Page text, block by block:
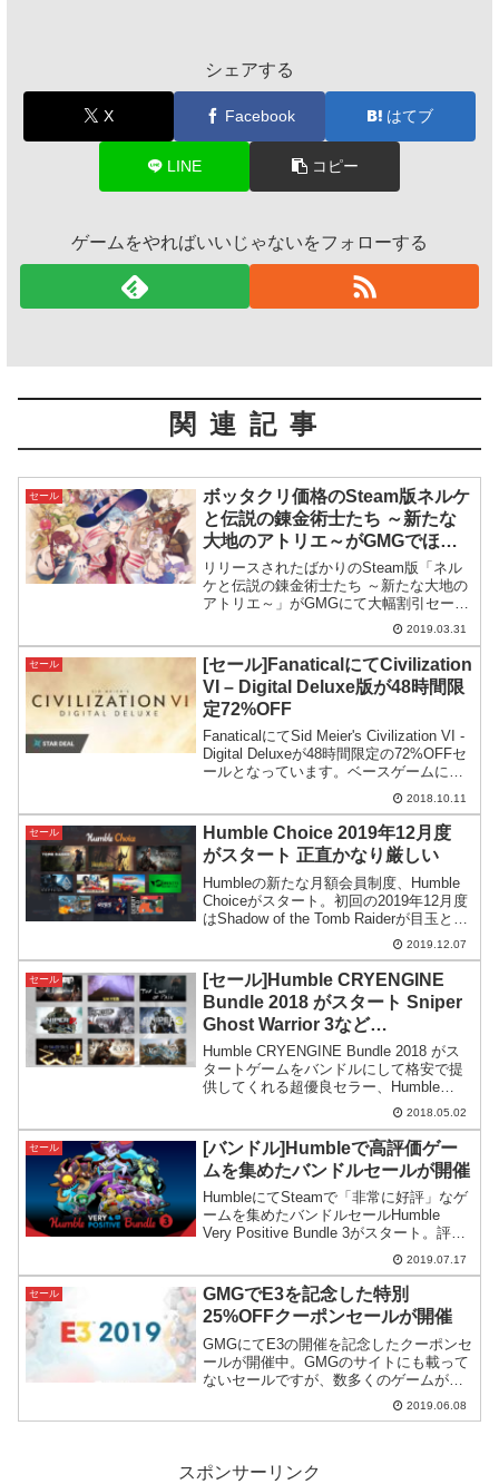
シェアする
X Facebook はてブ
LINE コピー
ゲームをやればいいじゃないをフォローする
関連記事
セール
ボッタクリ価格のSteam版ネルケ
と伝説の錬金術士たち ～新たな
大地のアトリエ～がGMGでほぼ
半額
リリースされたばかりのSteam版「ネル
ケと伝説の錬金術士たち ～新たな大地の
アトリエ～」がGMGにて大幅割引セール
中。Steam定価のおよそ半額近い価格で
2019.03.31
セール
[セール]FanaticalにてCivilization
VI – Digital Deluxe版が48時間限
定72%OFF
FanaticalにてSid Meier's Civilization VI -
Digital Deluxeが48時間限定の72%OFFセ
ールとなっています。ベースゲームに加
えて6つのDLCとサントラをセットにした
2018.10.11
セール
Humble Choice 2019年12月度
がスタート 正直かなり厳しい
Humbleの新たな月額会員制度、Humble
Choiceがスタート。初回の2019年12月度
はShadow of the Tomb Raiderが目玉とな
っています。今回から全内容が初日に発
表となり、中身を見てから購入可能にな
りました。
2019.12.07
セール
[セール]Humble CRYENGINE
Bundle 2018 がスタート Sniper
Ghost Warrior 3など
CRYENGINEを使ったゲームがお
得
Humble CRYENGINE Bundle 2018 がス
タートゲームをバンドルにして格安で提
供してくれる超優良セラー、Humble
Bundleにて、Crytek社のCRYENGINEを
使ったゲームを特集した、Humble
CRYEN...
2018.05.02
セール
[バンドル]Humbleで高評価ゲー
ムを集めたバンドルセールが開催
HumbleにてSteamで「非常に好評」なゲ
ームを集めたバンドルセールHumble
Very Positive Bundle 3がスタート。評価
の高いものが集められ、価格も抑えめな
2019.07.17
セール
GMGでE3を記念した特別
25%OFFクーポンセールが開催
GMGにてE3の開催を記念したクーポンセ
ールが開催中。GMGのサイトにも載って
ないセールですが、数多くのゲームが
25%OFFまで下げられるのでおすすめで
2019.06.08
スポンサーリンク